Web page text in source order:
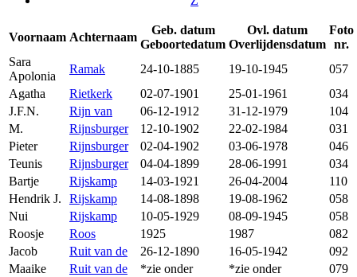
Voornaam Achternaam
Geb. datum
Geboortedatum
Ovl. datum
Overlijdensdatum
Foto
nr.
Sara
Apolonia
Ramak 24-10-1885 19-10-1945
057
Agatha
Rietkerk 02-07-1901 25-01-1961
034
J.F.N.
Rijn van 06-12-1912 31-12-1979
104
M.
Rijnsburger 12-10-1902 22-02-1984
031
Pieter
Rijnsburger 02-04-1902 03-06-1978
046
Teunis
Rijnsburger 04-04-1899 28-06-1991
034
Bartje
Rijskamp 14-03-1921 26-04-2004
110
Hendrik J.
Rijskamp 14-08-1898 19-08-1962
058
Nui
Rijskamp 10-05-1929 08-09-1945
058
Roosje
Roos 1925 1987
082
Jacob
Ruit van de 26-12-1890 16-05-1942
092
Maaike
Ruit van de *zie onder *zie onder 079